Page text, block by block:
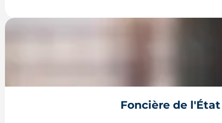
Foncière de